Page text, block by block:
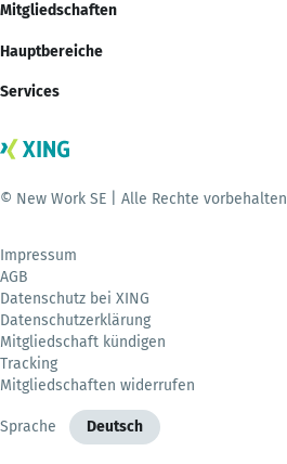
Mitgliedschaften
Hauptbereiche
Services
© New Work SE | Alle Rechte vorbehalten
Impressum
AGB
Datenschutz bei XING
Datenschutzerklärung
Mitgliedschaft kündigen
Tracking
Mitgliedschaften widerrufen
Sprache Deutsch